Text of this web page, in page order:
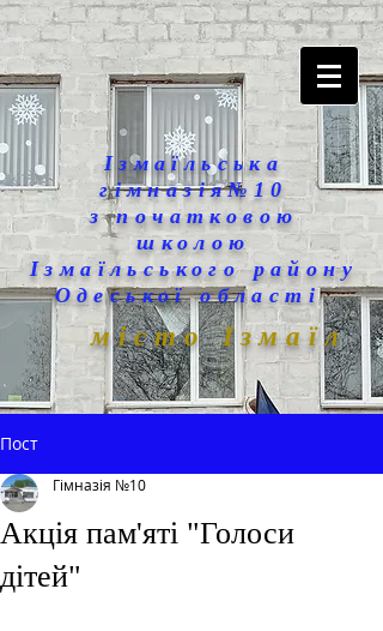
Ізмаїльська
гімназія№10
з початковою
школою
Ізмаїльського району
Одеської області
місто Ізмаїл
Пост
Акція пам'яті "Голоси
дітей"
Гімназія №10